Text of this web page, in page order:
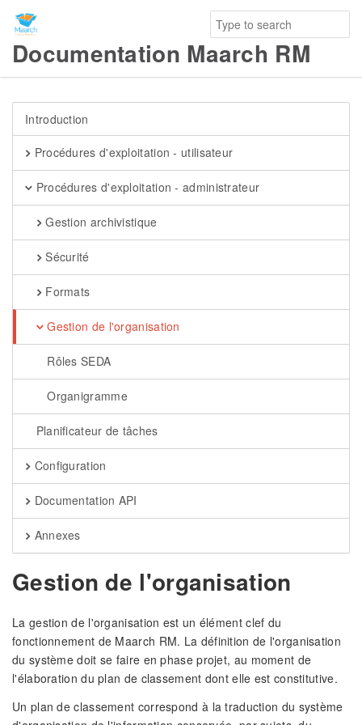
Documentation Maarch RM
Introduction
Procédures d'exploitation - utilisateur
Procédures d'exploitation - administrateur
Gestion archivistique
Sécurité
Formats
Gestion de l'organisation
Rôles SEDA
Organigramme
Planificateur de tâches
Configuration
Documentation API
Annexes
Gestion de l'organisation
La gestion de l'organisation est un élément clef du
fonctionnement de Maarch RM. La définition de l'organisation
du système doit se faire en phase projet, au moment de
l'élaboration du plan de classement dont elle est constitutive.
Un plan de classement correspond à la traduction du système